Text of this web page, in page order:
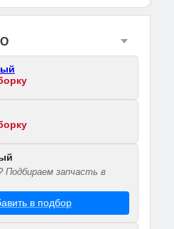
запчасть в
в подбор